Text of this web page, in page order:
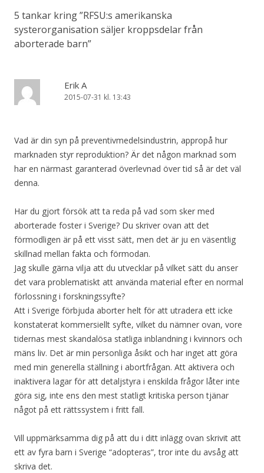
5 tankar kring ”RFSU:s amerikanska
systerorganisation säljer kroppsdelar från
aborterade barn”
Erik A
2015-07-31 kl. 13:43
Vad är din syn på preventivmedelsindustrin, appropå hur
marknaden styr reproduktion? Är det någon marknad som
har en närmast garanterad överlevnad över tid så är det väl
denna.
Har du gjort försök att ta reda på vad som sker med
aborterade foster i Sverige? Du skriver ovan att det
förmodligen är på ett visst sätt, men det är ju en väsentlig
skillnad mellan fakta och förmodan.
Jag skulle gärna vilja att du utvecklar på vilket sätt du anser
det vara problematiskt att använda material efter en normal
förlossning i forskningssyfte?
Att i Sverige förbjuda aborter helt för att utradera ett icke
konstaterat kommersiellt syfte, vilket du nämner ovan, vore
tidernas mest skandalösa statliga inblandning i kvinnors och
mäns liv. Det är min personliga åsikt och har inget att göra
med min generella ställning i abortfrågan. Att aktivera och
inaktivera lagar för att detaljstyra i enskilda frågor låter inte
göra sig, inte ens den mest statligt kritiska person tjänar
något på ett rättssystem i fritt fall.
Vill uppmärksamma dig på att du i ditt inlägg ovan skrivit att
ett av fyra barn i Sverige “adopteras”, tror inte du avsåg att
skriva det.